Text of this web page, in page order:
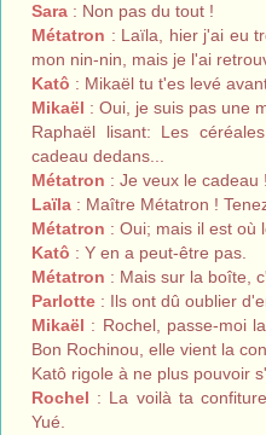
Sara : Non pas du tout !
Métatron : Laïla, hier j'ai eu
mon nin-nin, mais je l'ai
Katô : Mikaël tu t'es levé
Mikaël : Oui, je suis pas une
Raphaël lisant: Les
cadeau dedans...
Métatron : Je veux le cadeau !
Laïla : Maître Métatron !
Métatron : Oui; mais il est où
Katô : Y en a peut-être pas.
Métatron : Mais sur la boîte,
Parlotte : Ils ont dû oublier
Mikaël : Rochel, passe-moi
Bon Rochinou, elle vient la
Katô rigole à ne plus pouvoir
Rochel : La voilà ta
Yué.